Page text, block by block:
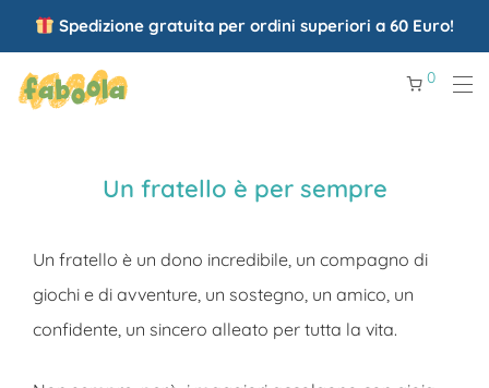
Spedizione gratuita per ordini superiori a 60 Euro!
0
Un fratello è per sempre
Un fratello è un dono incredibile, un compagno di
giochi e di avventure, un sostegno, un amico, un
confidente, un sincero alleato per tutta la vita.